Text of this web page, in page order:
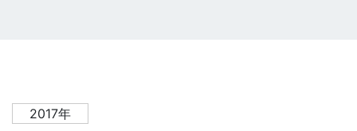
2017年